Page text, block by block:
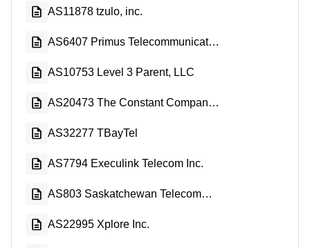
AS11878 tzulo, inc.
AS6407 Primus Telecommunications Canada Inc.
AS10753 Level 3 Parent, LLC
AS20473 The Constant Company, LLC
AS32277 TBayTel
AS7794 Execulink Telecom Inc.
AS803 Saskatchewan Telecommunications
AS22995 Xplore Inc.